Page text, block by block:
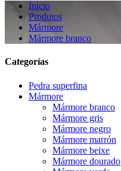
Inicio
Produtos
Mármore
Mármore branco
Categorías
Pedra superfina
Mármore
Mármore branco
Mármore gris
Mármore negro
Mármore marrón
Mármore beixe
Mármore dourado